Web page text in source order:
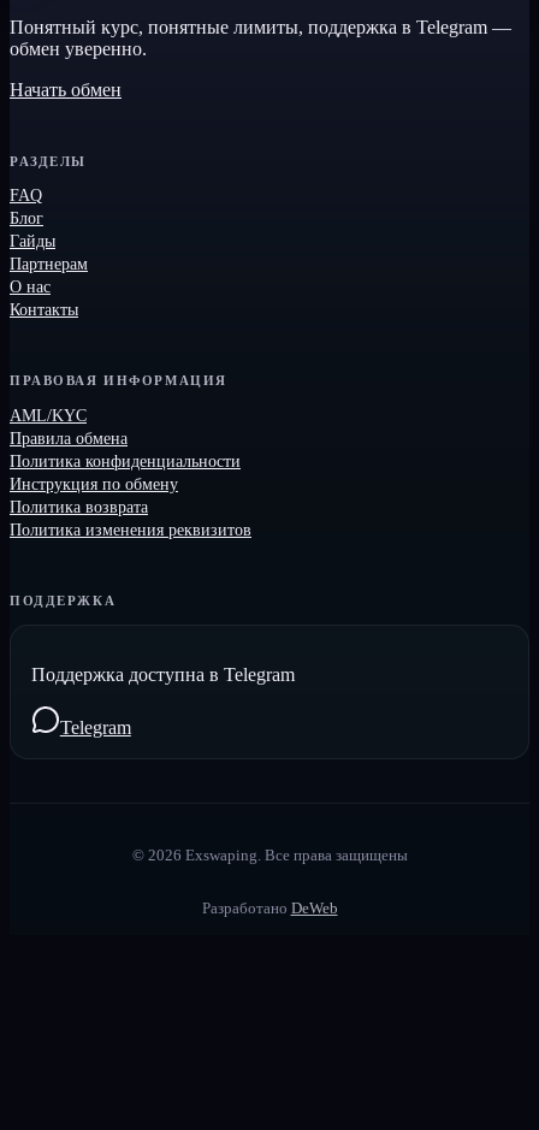
Понятный курс, понятные лимиты, поддержка в Telegram —
обмен уверенно.
Начать обмен
РАЗДЕЛЫ
FAQ
Блог
Гайды
Партнерам
О нас
Контакты
ПРАВОВАЯ ИНФОРМАЦИЯ
AML/KYC
Правила обмена
Политика конфиденциальности
Инструкция по обмену
Политика возврата
Политика изменения реквизитов
ПОДДЕРЖКА
Поддержка доступна в Telegram
Telegram
© 2026 Exswaping. Все права защищены
Разработано DeWeb